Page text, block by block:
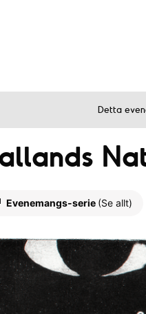
Detta
Evenemangs-serie (Se allt)